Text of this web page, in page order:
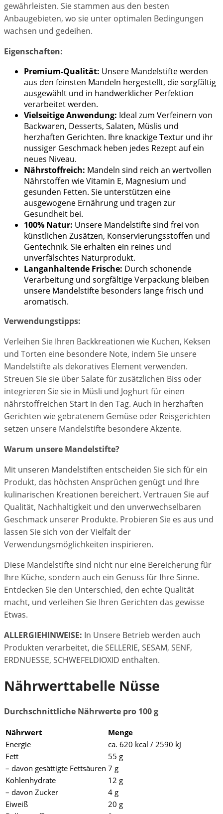
gewährleisten. Sie stammen aus den besten
Anbaugebieten, wo sie unter optimalen Bedingungen
wachsen und gedeihen.
Eigenschaften:
Premium-Qualität: Unsere Mandelstifte werden
aus den feinsten Mandeln hergestellt, die sorgfältig
ausgewählt und in handwerklicher Perfektion
verarbeitet werden.
Vielseitige Anwendung: Ideal zum Verfeinern von
Backwaren, Desserts, Salaten, Müslis und
herzhaften Gerichten. Ihre knackige Textur und ihr
nussiger Geschmack heben jedes Rezept auf ein
neues Niveau.
Nährstoffreich: Mandeln sind reich an wertvollen
Nährstoffen wie Vitamin E, Magnesium und
gesunden Fetten. Sie unterstützen eine
ausgewogene Ernährung und tragen zur
Gesundheit bei.
100% Natur: Unsere Mandelstifte sind frei von
künstlichen Zusätzen, Konservierungsstoffen und
Gentechnik. Sie erhalten ein reines und
unverfälschtes Naturprodukt.
Langanhaltende Frische: Durch schonende
Verarbeitung und sorgfältige Verpackung bleiben
unsere Mandelstifte besonders lange frisch und
aromatisch.
Verwendungstipps:
Verleihen Sie Ihren Backkreationen wie Kuchen, Keksen
und Torten eine besondere Note, indem Sie unsere
Mandelstifte als dekoratives Element verwenden.
Streuen Sie sie über Salate für zusätzlichen Biss oder
integrieren Sie sie in Müsli und Joghurt für einen
nährstoffreichen Start in den Tag. Auch in herzhaften
Gerichten wie gebratenem Gemüse oder Reisgerichten
setzen unsere Mandelstifte besondere Akzente.
Warum unsere Mandelstifte?
Mit unseren Mandelstiften entscheiden Sie sich für ein
Produkt, das höchsten Ansprüchen genügt und Ihre
kulinarischen Kreationen bereichert. Vertrauen Sie auf
Qualität, Nachhaltigkeit und den unverwechselbaren
Geschmack unserer Produkte. Probieren Sie es aus und
lassen Sie sich von der Vielfalt der
Verwendungsmöglichkeiten inspirieren.
Diese Mandelstifte sind nicht nur eine Bereicherung für
Ihre Küche, sondern auch ein Genuss für Ihre Sinne.
Entdecken Sie den Unterschied, den echte Qualität
macht, und verleihen Sie Ihren Gerichten das gewisse
Etwas.
ALLERGIEHINWEISE: In Unsere Betrieb werden auch
Produkten verarbeitet, die SELLERIE, SESAM, SENF,
ERDNUESSE, SCHWEFELDIOXID enthalten.
Nährwerttabelle Nüsse
Durchschnittliche Nährwerte pro 100 g
Nährwert
Menge
Energie
ca. 620 kcal / 2590 kJ
Fett
55 g
– davon gesättigte Fettsäuren 7 g
Kohlenhydrate
12 g
– davon Zucker
4 g
Eiweiß
20 g